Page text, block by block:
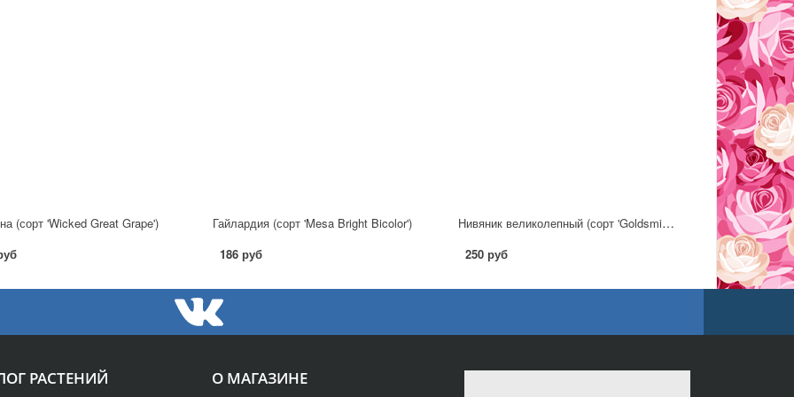
(сорт 'Wicked Great Grape')
Гайлардия (сорт 'Mesa Bright Bicolor')
186 руб
Нивяник великолепный (сорт 'Goldsmith')
250 руб
О МАГАЗИНЕ
РАСТЕНИЙ